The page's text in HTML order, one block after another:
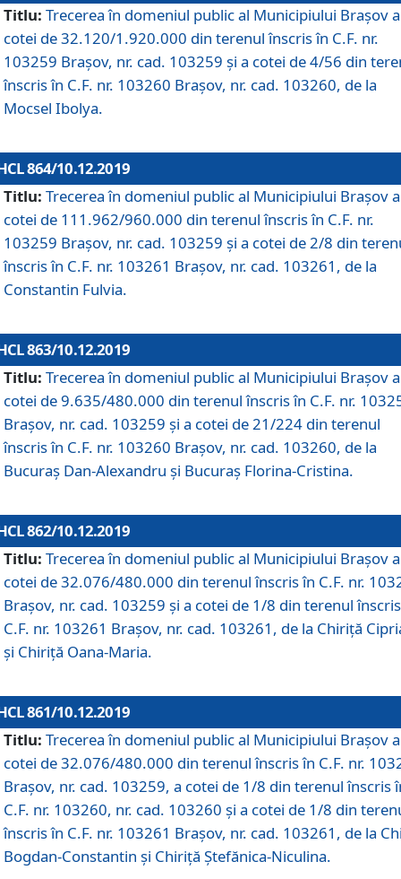
Titlu: Trecerea în domeniul public al Municipiului Braşov a
cotei de 32.120/1.920.000 din terenul înscris în C.F. nr.
103259 Brașov, nr. cad. 103259 și a cotei de 4/56 din
înscris în C.F. nr. 103260 Brașov, nr. cad. 103260, de la
Mocsel Ibolya.
864/10.12.2019
Titlu: Trecerea în domeniul public al Municipiului Braşov a
cotei de 111.962/960.000 din terenul înscris în C.F. nr.
103259 Brașov, nr. cad. 103259 și a cotei de 2/8 din
înscris în C.F. nr. 103261 Brașov, nr. cad. 103261, de la
Constantin Fulvia.
863/10.12.2019
Titlu: Trecerea în domeniul public al Municipiului Braşov a
cotei de 9.635/480.000 din terenul înscris în C.F. nr.
Brașov, nr. cad. 103259 și a cotei de 21/224 din terenul
înscris în C.F. nr. 103260 Brașov, nr. cad. 103260, de la
Bucuraș Dan-Alexandru și Bucuraș Florina-Cristina.
862/10.12.2019
Titlu: Trecerea în domeniul public al Municipiului Braşov a
cotei de 32.076/480.000 din terenul înscris în C.F. nr.
Brașov, nr. cad. 103259 și a cotei de 1/8 din terenul
C.F. nr. 103261 Brașov, nr. cad. 103261, de la Chiriță
și Chiriță Oana-Maria.
861/10.12.2019
Titlu: Trecerea în domeniul public al Municipiului Braşov a
cotei de 32.076/480.000 din terenul înscris în C.F. nr.
Brașov, nr. cad. 103259, a cotei de 1/8 din terenul înscris
C.F. nr. 103260, nr. cad. 103260 și a cotei de 1/8 din
înscris în C.F. nr. 103261 Brașov, nr. cad. 103261, de la
Bogdan-Constantin și Chiriță Ștefănica-Niculina.